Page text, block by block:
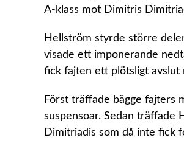
A-klass mot Dimitris
Hellström styrde större
visade ett imponerande
fick fajten ett plötsligt avslut
Först träffade bägge fajters
suspensoar. Sedan träffade
Dimitriadis som då inte fick